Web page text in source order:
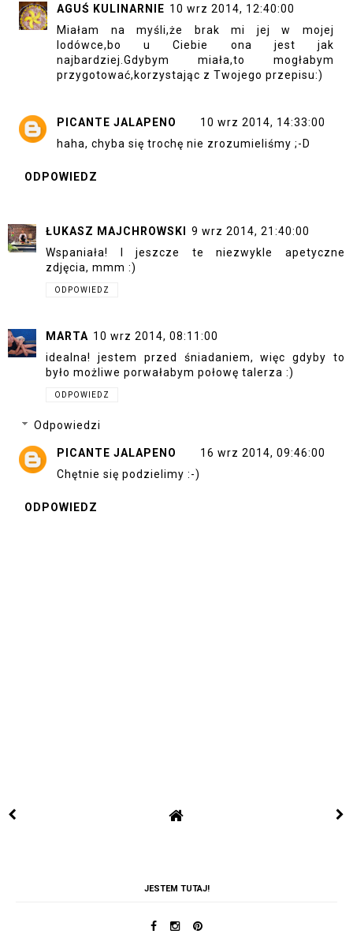
AGUŚ KULINARNIE 10 wrz 2014, 12:40:00
Miałam na myśli,że brak mi jej w mojej
lodówce,bo u Ciebie ona jest jak
najbardziej.Gdybym miała,to mogłabym
przygotować,korzystając z Twojego przepisu:)
PICANTE JALAPENO
10 wrz 2014, 14:33:00
haha, chyba się trochę nie zrozumieliśmy ;-D
ODPOWIEDZ
ŁUKASZ MAJCHROWSKI 9 wrz 2014, 21:40:00
Wspaniała! I jeszcze te niezwykle apetyczne
zdjęcia, mmm :)
ODPOWIEDZ
MARTA 10 wrz 2014, 08:11:00
idealna! jestem przed śniadaniem, więc gdyby to
było możliwe porwałabym połowę talerza :)
ODPOWIEDZ
Odpowiedzi
PICANTE JALAPENO
16 wrz 2014, 09:46:00
Chętnie się podzielimy :-)
ODPOWIEDZ
JESTEM TUTAJ!